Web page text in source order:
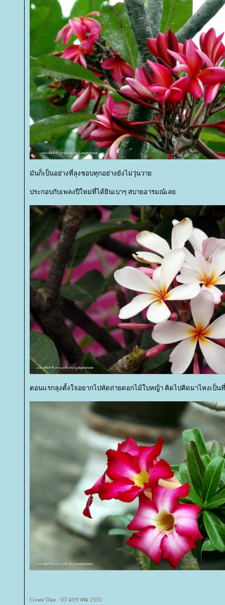
มันก็เป็นอย่างที่ลุงชอบทุกอย่างยังไม่วุ่นวา
ประกอบกับเพลงปีใหม่ที่ได้ยินเบาๆ สบายอารมณ์เล
ตอนแรกลุงตั้งใจอยากไปหัดถ่ายดอกไม้ใบหญ้า คิดไปคิดมาไหงเป็น
Create Date : 03 มกราคม 2555